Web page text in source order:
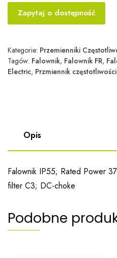
Zapytaj o dostępność
Kategorie: Przemienniki
Tagów: Falownik, Falownik FR,
Electric, Przmiennik częstotliwości
Opis
Falownik IP55; Rated Power
filter C3; DC-choke
Podobne